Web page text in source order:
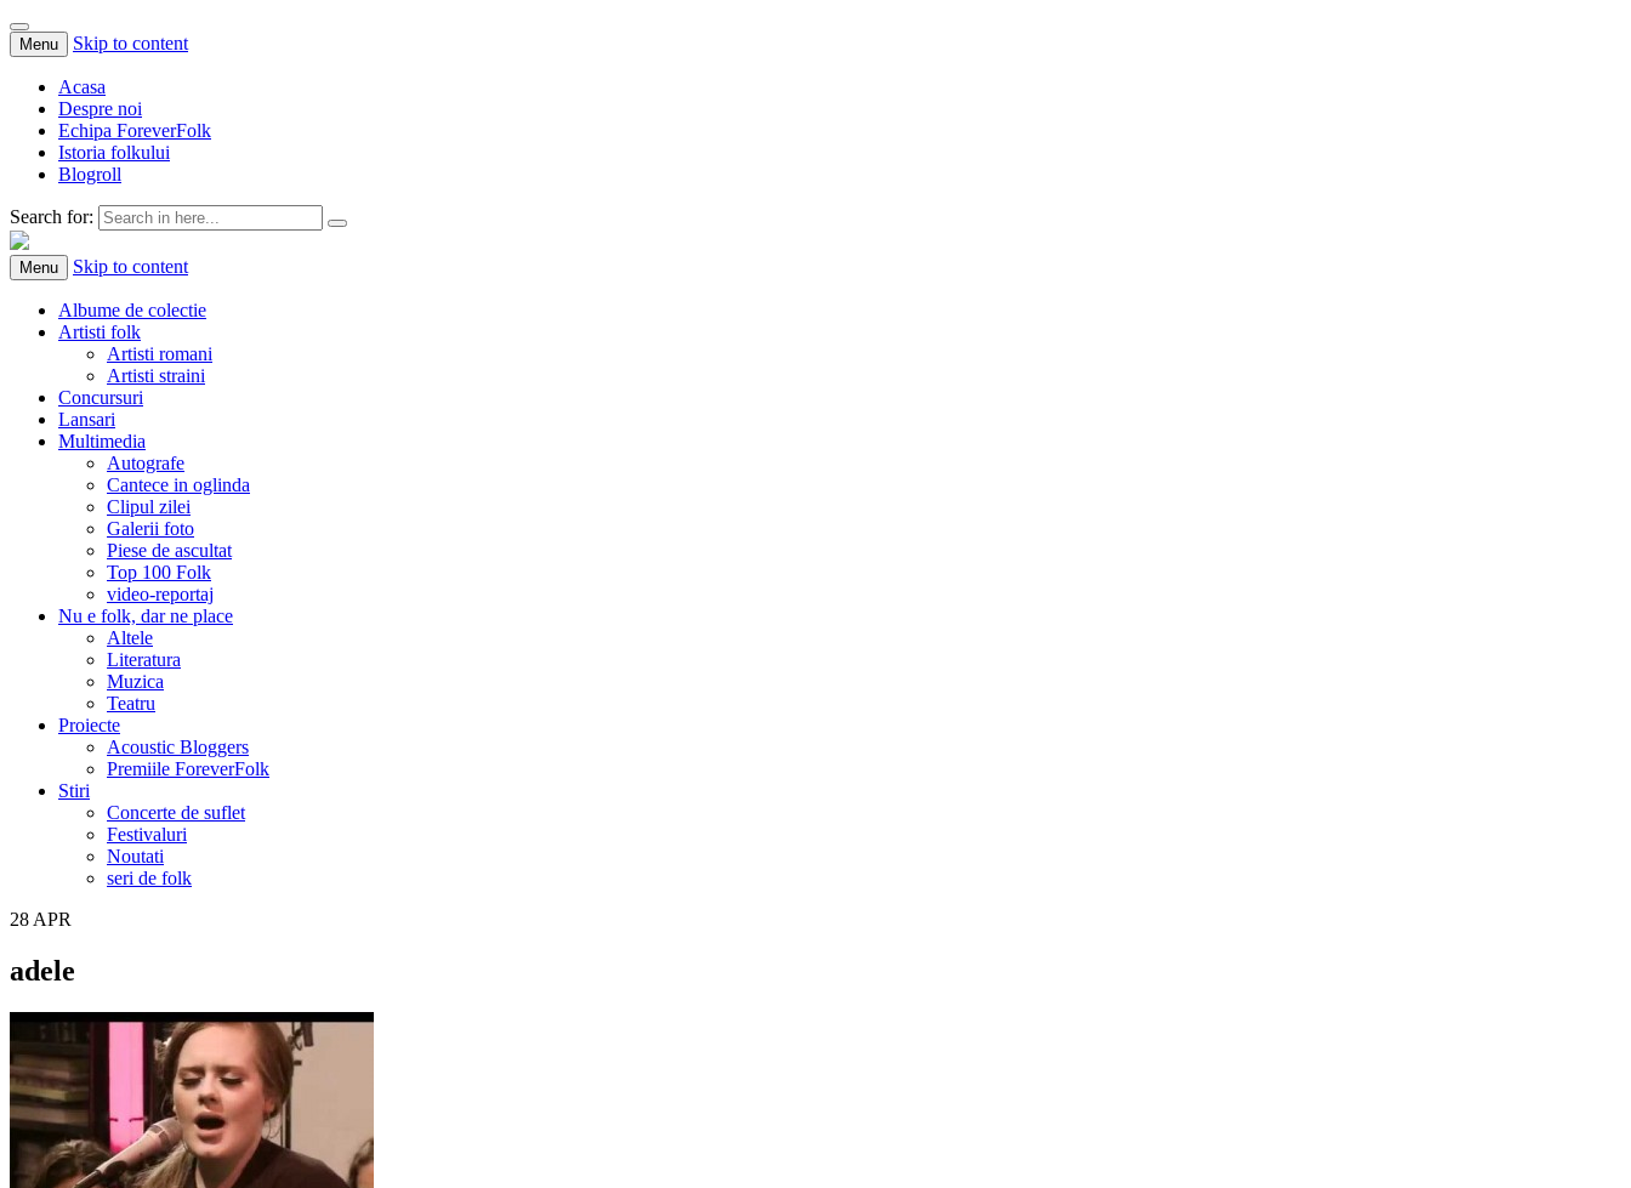
Menu Skip to content
Acasa
Despre noi
Echipa ForeverFolk
Istoria folkului
Blogroll
Search for:
ForeverFolk
Muzica sufletului tau
Menu Skip to content
Albume de colectie
Artisti folk
Artisti romani
Artisti straini
Concursuri
Lansari
Multimedia
Autografe
Cantece in oglinda
Clipul zilei
Galerii foto
Piese de ascultat
Top 100 Folk
video-reportaj
Nu e folk, dar ne place
Altele
Literatura
Muzica
Teatru
Proiecte
Acoustic Bloggers
Premiile ForeverFolk
Stiri
Concerte de suflet
Festivaluri
Noutati
seri de folk
28 APR
adele